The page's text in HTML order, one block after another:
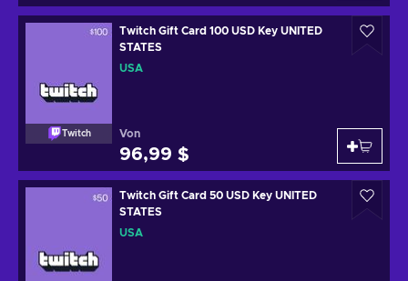
Twitch
Twitch Gift Card 100 USD Key UNITED
STATES
USA
Von
96,99 $
Twitch Gift Card 50 USD Key UNITED
STATES
USA